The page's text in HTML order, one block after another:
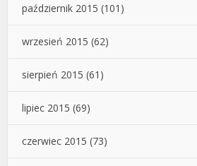
październik 2015 (101)
wrzesień 2015 (62)
sierpień 2015 (61)
lipiec 2015 (69)
czerwiec 2015 (73)